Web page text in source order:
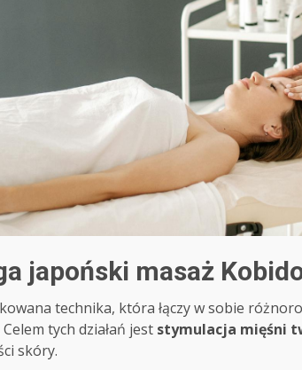
japoński masaż
technika, która łączy w sobie
tych działań jest stymulacja mięśni
skóry.